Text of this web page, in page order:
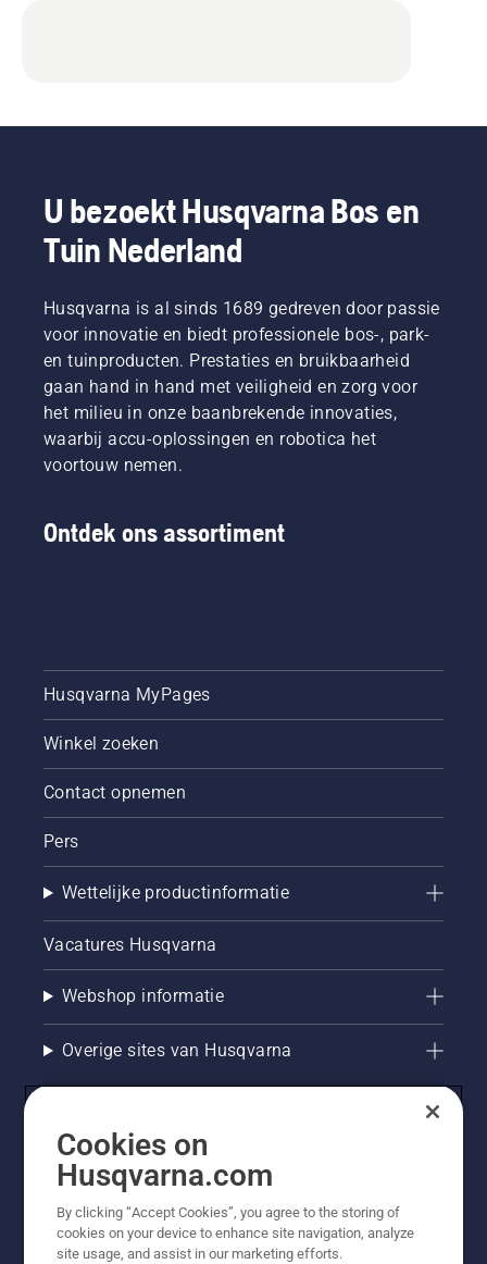
U bezoekt Husqvarna Bos en
Tuin Nederland
Husqvarna is al sinds 1689 gedreven door passie
voor innovatie en biedt professionele bos-, park-
en tuinproducten. Prestaties en bruikbaarheid
gaan hand in hand met veiligheid en zorg voor
het milieu in onze baanbrekende innovaties,
waarbij accu-oplossingen en robotica het
voortouw nemen.
Ontdek ons assortiment
Husqvarna MyPages
Winkel zoeken
Contact opnemen
Pers
Wettelijke productinformatie
Vacatures Husqvarna
Webshop informatie
Overige sites van Husqvarna
Cookies on
Husqvarna.com
By clicking “Accept Cookies”, you agree to the storing of
cookies on your device to enhance site navigation, analyze
site usage, and assist in our marketing efforts.